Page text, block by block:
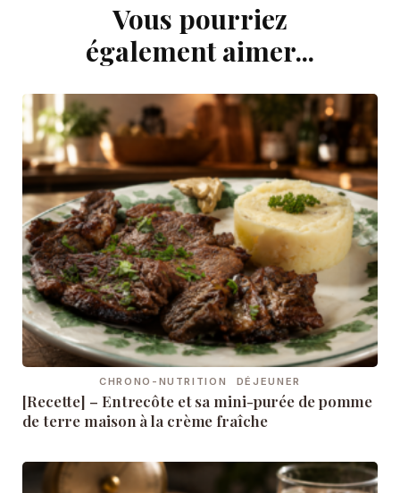
Vous pourriez
également aimer...
CHRONO-NUTRITION DÉJEUNER
[Recette] – Entrecôte et sa mini-purée de pomme
de terre maison à la crème fraîche